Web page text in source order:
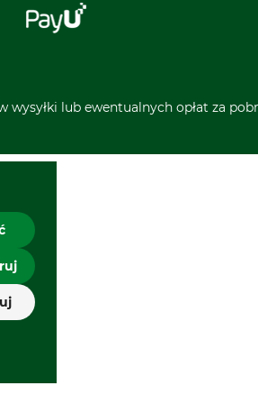
lub ewentualnych opłat za